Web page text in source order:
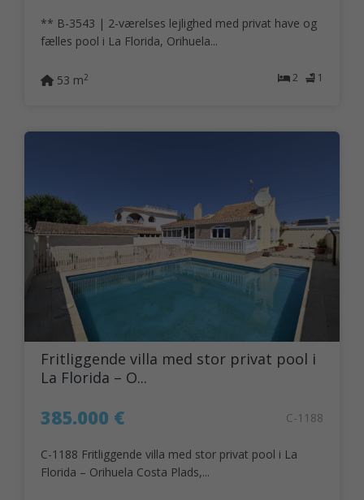
** B-3543 | 2-værelses lejlighed med privat have og
fælles pool i La Florida, Orihuela...
2 1
53 m2
Fritliggende villa med stor privat pool i
La Florida – O...
385.000 € C-1188
C-1188 Fritliggende villa med stor privat pool i La
Florida – Orihuela Costa Plads,...